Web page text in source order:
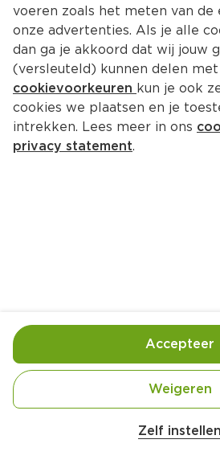
Olvarit 6M16 Rode
Bietenstamppot
Handige informatie over dit
Olvarit Rode Bietstamppot
een babyhapje met natuurlijke
baby's van 6+ mnd. De
voeren zoals het meten van
onze advertenties. Als je alle
dan ga je akkoord dat wij jouw
(versleuteld) kunnen delen met
cookievoorkeuren kun je ook
cookies we plaatsen en je
intrekken. Lees meer in ons
privacy statement.
Zelf instellen
Weigeren
Accepteer